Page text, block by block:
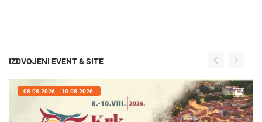
IZDVOJENI EVENT & SITE
08.08.2026. - 10.08.2026.